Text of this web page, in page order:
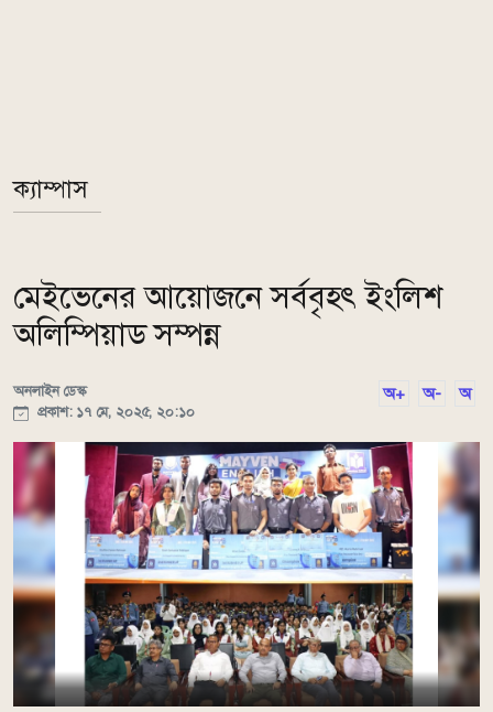
ক্যাম্পাস
মেইভেনের আয়োজনে সর্ববৃহৎ ইংলিশ
অলিম্পিয়াড সম্পন্ন
অনলাইন ডেস্ক
প্রকাশ: ১৭ মে, ২০২৫, ২০:১০
অ+ অ- অ